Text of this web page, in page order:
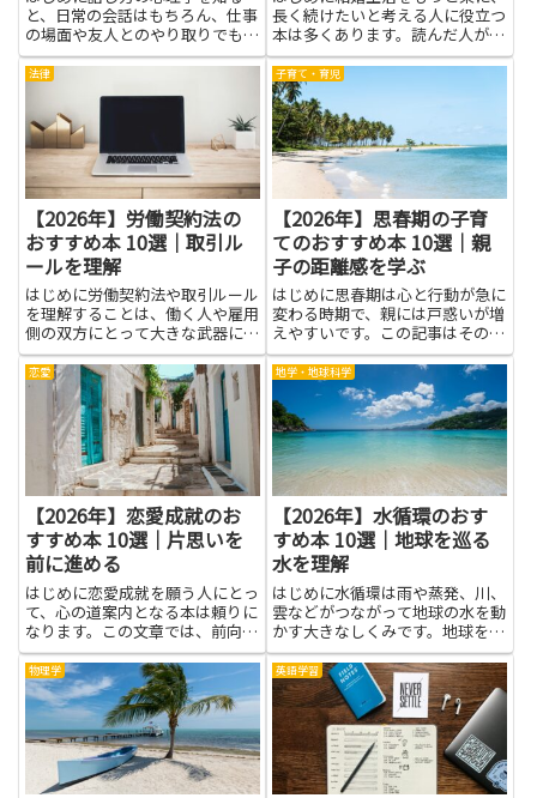
と、日常の会話はもちろん、仕事
の場面や友人とのやり取りでも相
手に伝わり方が改善されます。人
は言葉の選び方や声の高さ、表
情、相手の話を聴く姿勢に無意識
に反応します。だからこそ、緊張
しやすい場面でも伝えたい意図を
より...
長く続けたいと考える人に役立つ
本は多くあります。読んだ人が小
さな気づきを日常に取り入れやす
いよう、やさしい言葉で書かれて
いるものを選ぶと、二人の関係に
自然な変化が生まれます。ここで
紹介する本は、相手を理解する
た...
法律
【2026年】労働契約法の
おすすめ本 10選｜取引ル
ールを理解
はじめに労働契約法や取引ルール
を理解することは、働く人や雇用
側の双方にとって大きな武器にな
ります。契約の基本的な仕組みを
知れば、雇用条件や解雇・契約更
新、業務委託などの違いを正しく
見極められるため、不意のトラブ
ルを回避しやすくなります。判
子育て・育児
【2026年】思春期の子育
てのおすすめ本 10選｜親
子の距離感を学ぶ
はじめに思春期は心と行動が急に
変わる時期で、親には戸惑いが増
えやすいです。この記事はその時
期に役立つ考え方や実例を伝え、
親子の距離感を学ぶヒントをやさ
しく紹介します。伝え方のコツ、
時間の使い方、境界線の引き方な
ど、日常の会話で試せるアイデ
ア...
恋愛
【2026年】恋愛成就のお
すすめ本 10選｜片思いを
前に進める
はじめに恋愛成就を願う人にとっ
て、心の道案内となる本は頼りに
なります。この文章では、前向き
な気持ちを育てつつ、片思いを前
に進めるためのヒントをやさしく
学べる雰囲気を伝えます。登場人
物の気持ちを読み解くコツや、会
話のコツ、距離の取り方といっ
た...
地学・地球科学
【2026年】水循環のおす
すめ本 10選｜地球を巡る
水を理解
はじめに水循環は雨や蒸発、川、
雲などがつながって地球の水を動
かす大きなしくみです。地球を巡
る水を理解することは、自然と私
たちの暮らしをつなぐ鍵となりま
す。雨がどのように作られ、川や
地下水がどうして育まれるのかを
知ると、水を大切に使う工夫
や、...
物理学 英語学習